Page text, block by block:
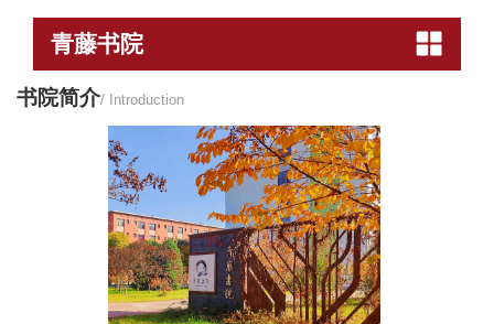
青藤书院
书院简介/ Introduction